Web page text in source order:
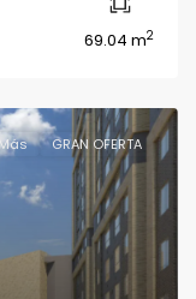
69.04 m2
GRAN OFERTA